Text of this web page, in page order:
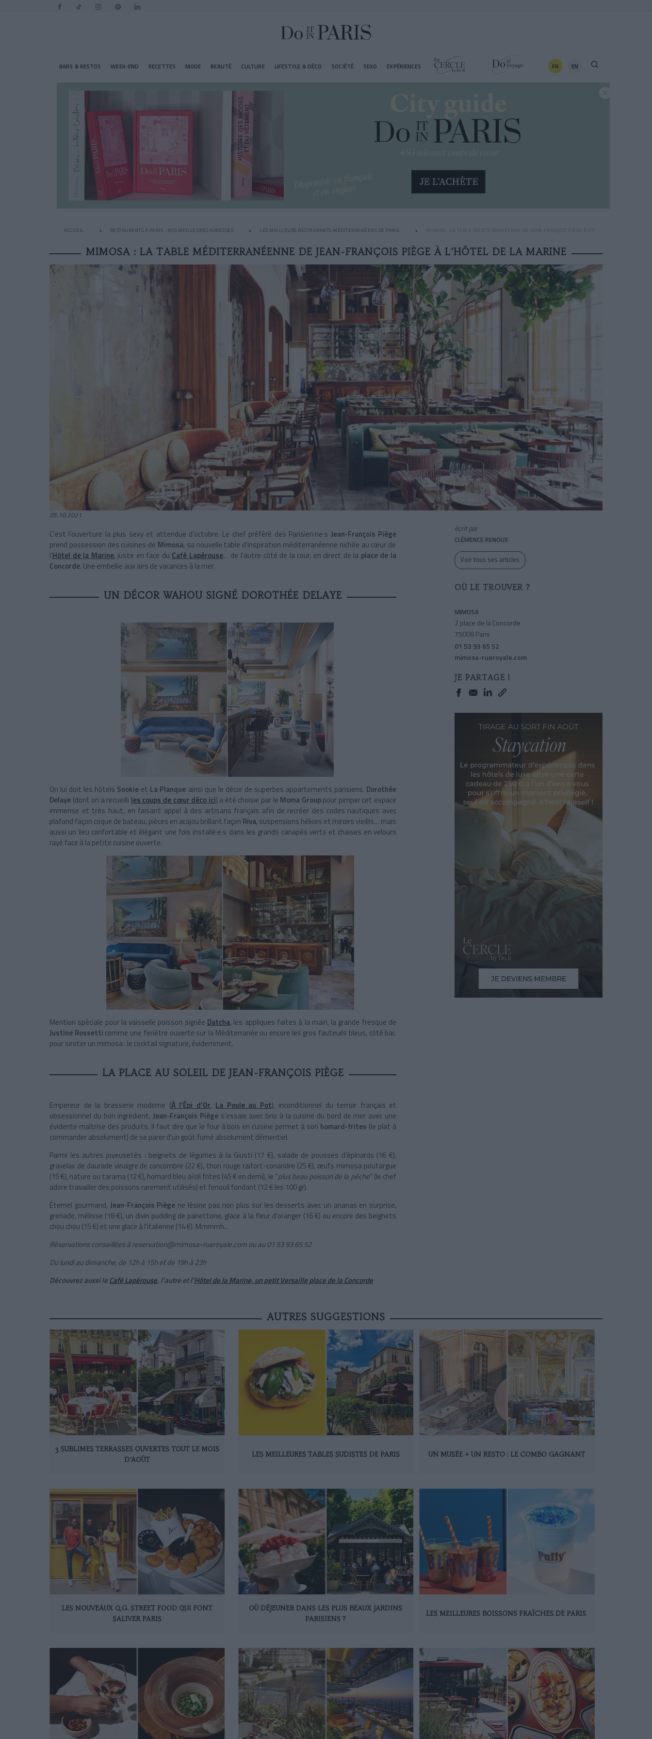
BARS & RESTOS WEEK-END RECETTES MODE BEAUTÉ CULTURE LIFESTYLE & DÉCO SOCIÉTÉ SEXO EXPÉRIENCES FR EN
ACCUEIL RESTAURANTS À PARIS : NOS MEILLEURES ADRESSES LES MEILLEURS RESTAURANTS MÉDITERRANÉENS DE PARIS MIMOSA : LA TABLE MÉDITERRANÉENNE DE JEAN-FRANÇOIS PIÈGE À L’HÔTEL DE LA MARINE
MIMOSA : LA TABLE MÉDITERRANÉENNE DE JEAN-FRANÇOIS PIÈGE À L’HÔTEL DE LA MARINE
05.10.2021
C’est l’ouverture la plus sexy et attendue d’octobre. Le chef préféré des Parisien·ne·s Jean-François Piège
prend possession des cuisines de Mimosa, sa nouvelle table d’inspiration méditerranéenne nichée au cœur de
l’Hôtel de la Marine, juste en face du Café Lapérouse… de l’autre côté de la cour, en direct de la place de la
Concorde. Une embellie aux airs de vacances à la mer.
UN DÉCOR WAHOU SIGNÉ DOROTHÉE DELAYE
On lui doit les hôtels Sookie et La Planque ainsi que le décor de superbes appartements parisiens. Dorothée
Delaye (dont on a recueilli les coups de cœur déco ici) a été choisie par le Moma Grouppour pimper cet espace
immense et très haut, en faisant appel à des artisans français afin de recréer des codes nautiques avec
plafond façon coque de bateau, pièces en acajou brillant façon Riva, suspensions hélices et miroirs vieillis… mais
aussi un lieu confortable et élégant une fois installé·e·s dans les grands canapés verts et chaises en velours
rayé face à la petite cuisine ouverte.
Mention spéciale pour la vaisselle poisson signée Datcha, les appliques faites à la main, la grande fresque de
Justine Rossetti comme une fenêtre ouverte sur la Méditerranée ou encore les gros fauteuils bleus, côté bar,
pour siroter un mimosa : le cocktail signature, évidemment.
LA PLACE AU SOLEIL DE JEAN-FRANÇOIS PIÈGE
Empereur de la brasserie moderne (À l’Épi d’Or, La Poule au Pot), inconditionnel du terroir français et
obsessionnel du bon ingrédient,Jean-François Pièges’essaie avec brio à la cuisine du bord de mer avec une
évidente maîtrise des produits. Il faut dire que le four à bois en cuisine permet à son homard-frites (le plat à
commander absolument) de se parer d’un goût fumé absolument démentiel.
Parmi les autres joyeusetés : beignets de légumes à la Giusti (17 €), salade de pousses d’épinards (16 €),
gravelax de daurade vinaigre de concombre (22 €), thon rouge raifort-coriandre (25 €), œufs mimosa poutargue
(15 €), nature ou tarama (12 €), homard bleu aïoli frites (45 € en demi), le “plus beau poisson de la pêche” (le chef
adore travailler des poissons rarement utilisés) et fenouil fondant (12 € les 100 gr).
Éternel gourmand, Jean-François Piège ne lésine pas non plus sur les desserts avec un ananas en surprise,
grenade, mélisse (18 €), un divin pudding de panettone, glace à la fleur d’oranger (16 €) ou encore des beignets
chou chou (15 €) et une glace à l’italienne (14 €). Mmmmh...
Réservations conseillées àreservation@mimosa-rueroyale.comou au 01 53 93 65 52
Du lundi au dimanche, de 12h à 15h et de 19h à 23h
Découvrez aussi le Café Lapérouse, l’autre et l’Hôtel de la Marine, un petit Versaille place de la Concorde
écrit par
CLÉMENCE RENOUX
Voir tous ses articles
OÙ LE TROUVER ?
MIMOSA
2 place de la Concorde
75008 Paris
01 53 93 65 52
mimosa-rueroyale.com
JE PARTAGE !
AUTRES SUGGESTIONS
3 SUBLIMES TERRASSES OUVERTES TOUT LE MOIS
D’AOÛT
LES MEILLEURES TABLES SUDISTES DE PARIS UN MUSÉE + UN RESTO : LE COMBO GAGNANT
LES NOUVEAUX Q.G. STREET FOOD QUI FONT
SALIVER PARIS
OÙ DÉJEUNER DANS LES PLUS BEAUX JARDINS
PARISIENS ?
LES MEILLEURES BOISSONS FRAÎCHES DE PARIS